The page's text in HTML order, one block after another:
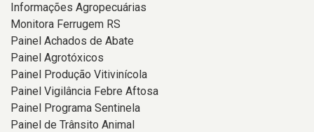
Informações Agropecuárias
Monitora Ferrugem RS
Painel Achados de Abate
Painel Agrotóxicos
Painel Produção Vitivinícola
Painel Vigilância Febre Aftosa
Painel Programa Sentinela
Painel de Trânsito Animal